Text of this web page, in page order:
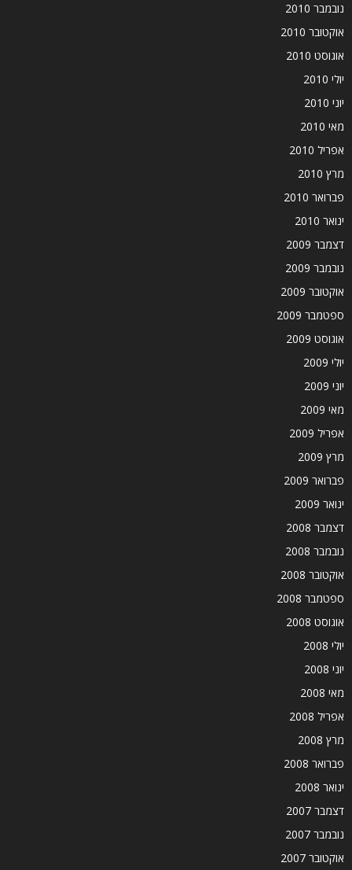
נובמבר 2010
אוקטובר 2010
אוגוסט 2010
יולי 2010
יוני 2010
מאי 2010
אפריל 2010
מרץ 2010
פברואר 2010
ינואר 2010
דצמבר 2009
נובמבר 2009
אוקטובר 2009
ספטמבר 2009
אוגוסט 2009
יולי 2009
יוני 2009
מאי 2009
אפריל 2009
מרץ 2009
פברואר 2009
ינואר 2009
דצמבר 2008
נובמבר 2008
אוקטובר 2008
ספטמבר 2008
אוגוסט 2008
יולי 2008
יוני 2008
מאי 2008
אפריל 2008
מרץ 2008
פברואר 2008
ינואר 2008
דצמבר 2007
נובמבר 2007
אוקטובר 2007